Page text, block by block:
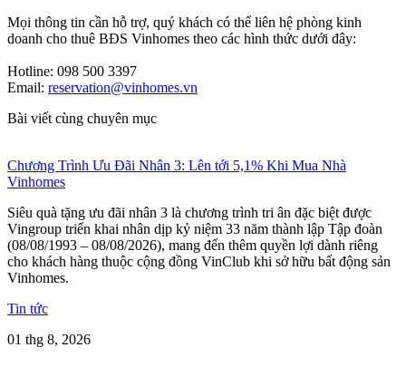
Mọi thông tin cần hỗ trợ, quý khách có thể liên hệ phòng kinh
doanh cho thuê BĐS Vinhomes theo các hình thức dưới đây:
Hotline: 098 500 3397
Email: reservation@vinhomes.vn
Bài viết cùng chuyên mục
Chương Trình Ưu Đãi Nhân 3: Lên tới 5,1% Khi Mua Nhà
Vinhomes
Siêu quà tặng ưu đãi nhân 3 là chương trình tri ân đặc biệt được
Vingroup triển khai nhân dịp kỷ niệm 33 năm thành lập Tập đoàn
(08/08/1993 – 08/08/2026), mang đến thêm quyền lợi dành riêng
cho khách hàng thuộc cộng đồng VinClub khi sở hữu bất động sản
Vinhomes.
Tin tức
01 thg 8, 2026